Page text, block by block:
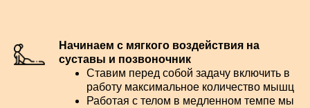
Начинаем с мягкого воздействия на
суставы и позвоночник
Ставим перед собой задачу включить в
работу максимальное количество мышц
Работая с телом в медленном темпе мы